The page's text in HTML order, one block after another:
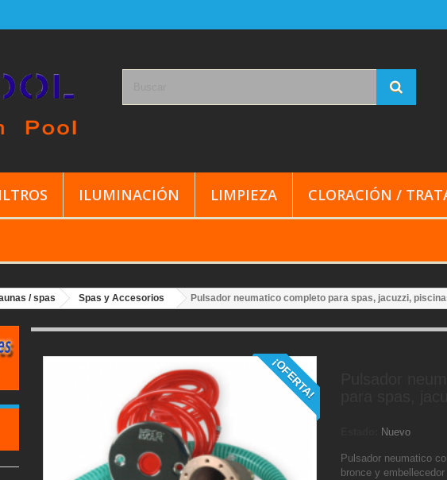
ILUMINACIÓN LIMPIEZA CLORACIÓN /
/ spas Spas y Accesorios Pulsador neumatico completo para spas, jacuzzi,
¡OFERTA!
Nuevo
Pulsador neumatico
bronce y